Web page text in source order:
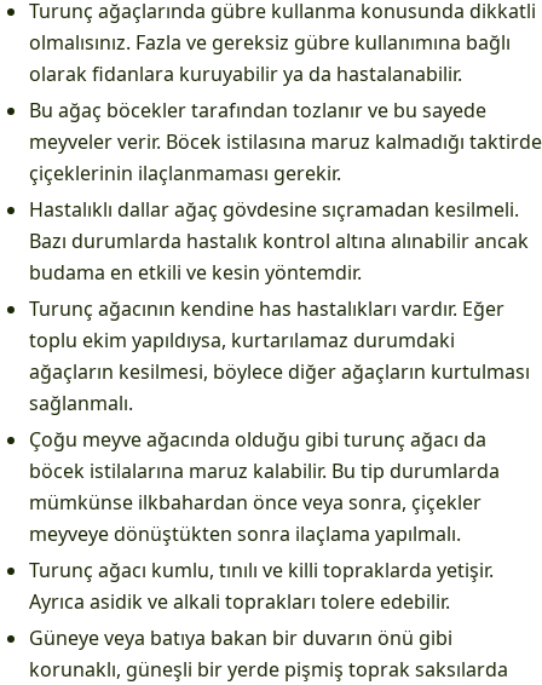
Turunç ağaçlarında gübre kullanma konusunda dikkatli
olmalısınız. Fazla ve gereksiz gübre kullanımına bağlı
olarak fidanlara kuruyabilir ya da hastalanabilir.
Bu ağaç böcekler tarafından tozlanır ve bu sayede
meyveler verir. Böcek istilasına maruz kalmadığı taktirde
çiçeklerinin ilaçlanmaması gerekir.
Hastalıklı dallar ağaç gövdesine sıçramadan kesilmeli.
Bazı durumlarda hastalık kontrol altına alınabilir ancak
budama en etkili ve kesin yöntemdir.
Turunç ağacının kendine has hastalıkları vardır. Eğer
toplu ekim yapıldıysa, kurtarılamaz durumdaki
ağaçların kesilmesi, böylece diğer ağaçların kurtulması
sağlanmalı.
Çoğu meyve ağacında olduğu gibi turunç ağacı da
böcek istilalarına maruz kalabilir. Bu tip durumlarda
mümkünse ilkbahardan önce veya sonra, çiçekler
meyveye dönüştükten sonra ilaçlama yapılmalı.
Turunç ağacı kumlu, tınılı ve killi topraklarda yetişir.
Ayrıca asidik ve alkali toprakları tolere edebilir.
Güneye veya batıya bakan bir duvarın önü gibi
korunaklı, güneşli bir yerde pişmiş toprak saksılarda